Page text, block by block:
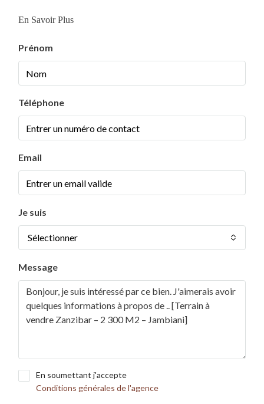
En Savoir Plus
Prénom
Téléphone
Email
Je suis
Sélectionner
Message
En soumettant j'accepte
Conditions générales de l'agence
BETWEEN JAMBIANI AND MAKUNDUCHI
Nouveau projet · €15,000 · 1,000